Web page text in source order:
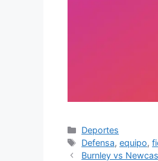
Categorías
Deportes
Etiquetas
Defensa,equipo,
Burnley vs